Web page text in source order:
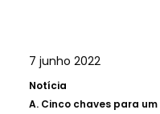
7 junho 2022
Notícia
A. Cinco chaves para